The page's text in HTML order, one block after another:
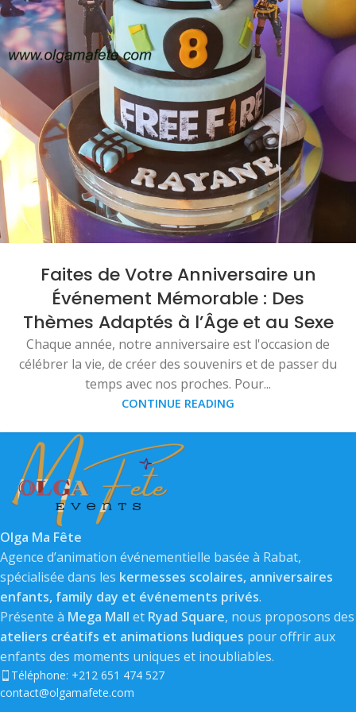
Faites de Votre Anniversaire un
Événement Mémorable : Des
Thèmes Adaptés à l’Âge et au Sexe
Chaque année, notre anniversaire est l'occasion de
célébrer la vie, de créer des souvenirs et de passer du
temps avec nos proches. Pour...
CONTINUE READING
Olga Ma Fête
Agence d’animation événementielle basée à Rabat,
spécialisée dans les kermesses scolaires, anniversaires
enfants, family day et événements privés.
Présente à Mega Mall et Ryad Square, nous proposons des
ateliers créatifs et animations ludiques pour offrir aux
enfants des moments uniques et inoubliables.
Téléphone: +212 651 474 527
contact@olgamafete.com